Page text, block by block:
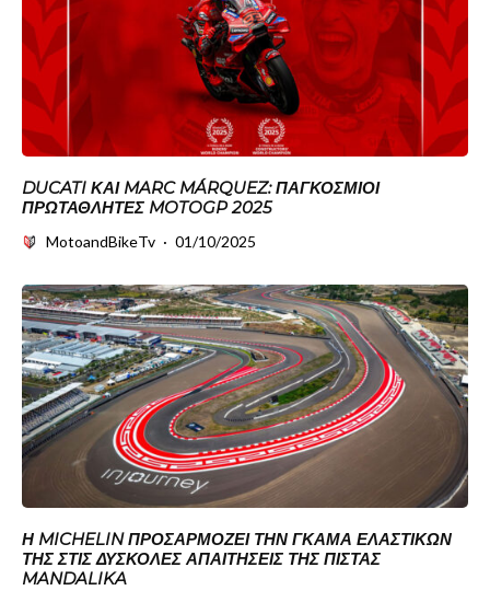
DUCATI ΚΑΙ MARC MÁRQUEZ: ΠΑΓΚΌΣΜΙΟΙ
ΠΡΩΤΑΘΛΗΤΈΣ MOTOGP 2025
MotoandBikeTv · 01/10/2025
Η MICHELIN ΠΡΟΣΑΡΜΌΖΕΙ ΤΗΝ ΓΚΆΜΑ ΕΛΑΣΤΙΚΏΝ
ΤΗΣ ΣΤΙΣ ΔΎΣΚΟΛΕΣ ΑΠΑΙΤΉΣΕΙΣ ΤΗΣ ΠΊΣΤΑΣ
MANDALIKA